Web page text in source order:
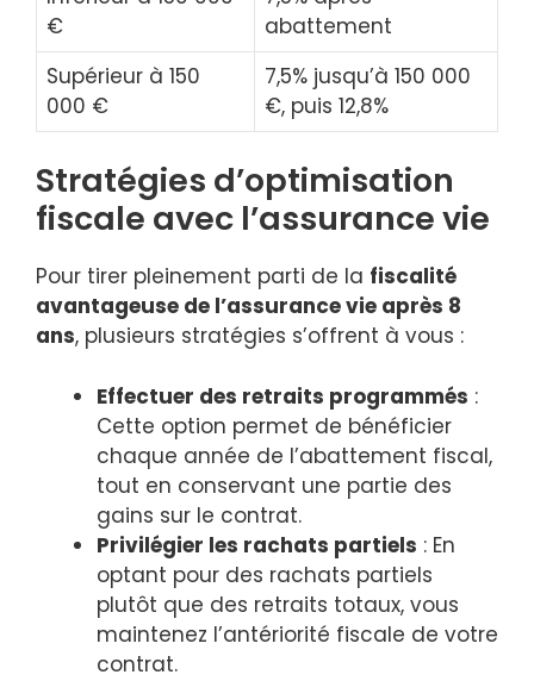
€
abattement
Supérieur à 150
000 €
7,5% jusqu’à 150 000
€, puis 12,8%
Stratégies d’optimisation
fiscale avec l’assurance vie
Pour tirer pleinement parti de la fiscalité
avantageuse de l’assurance vie après 8
ans, plusieurs stratégies s’offrent à vous :
Effectuer des retraits programmés :
Cette option permet de bénéficier
chaque année de l’abattement fiscal,
tout en conservant une partie des
gains sur le contrat.
Privilégier les rachats partiels : En
optant pour des rachats partiels
plutôt que des retraits totaux, vous
maintenez l’antériorité fiscale de votre
contrat.